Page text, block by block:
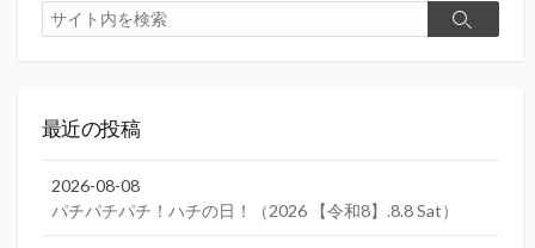
検
索
検
最近の投稿
2026-08-08
パチパチパチ！ハチの日！（2026 【令和8】.8.8 Sat）